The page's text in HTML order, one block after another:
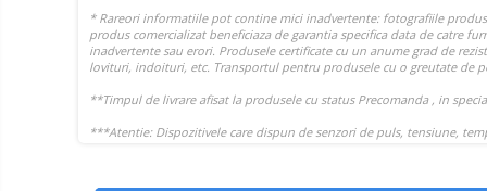
Ceasuri Smart pentru copii
Bratari Fitness
Inel Smart
Accesorii Smartwatch
accesorii